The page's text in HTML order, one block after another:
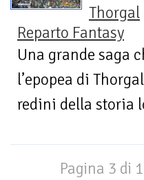
Thorgal
Reparto Fantasy
Una grande saga
l’epopea di
redini della storia
Pagina 3 di